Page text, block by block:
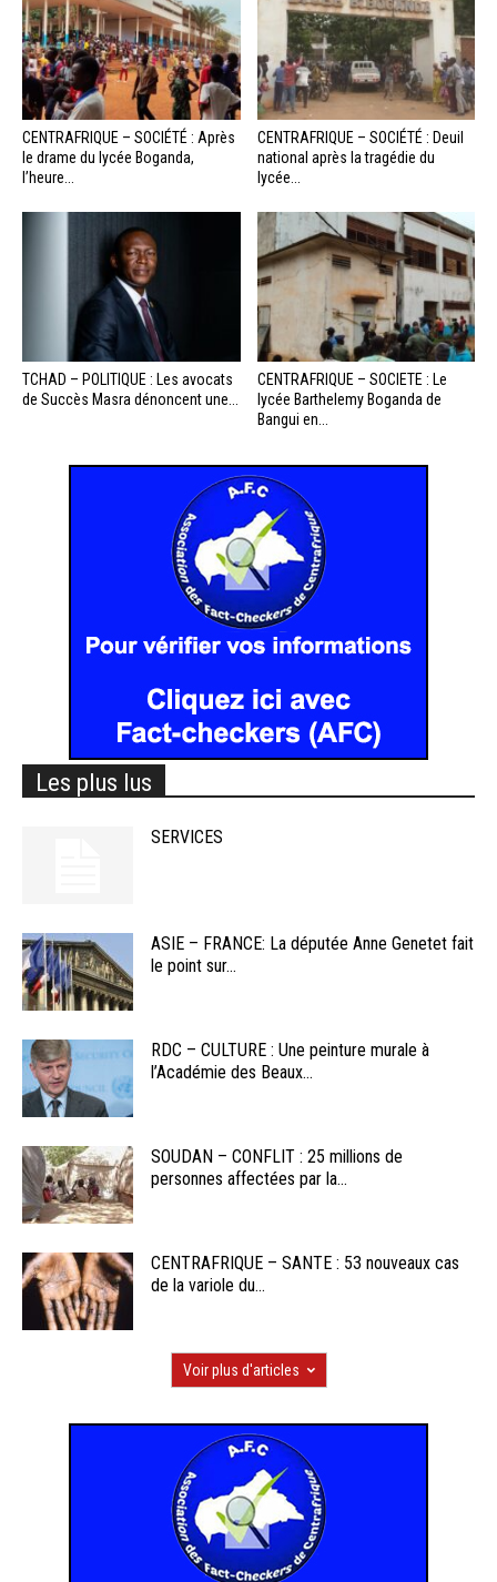
CENTRAFRIQUE – SOCIÉTÉ : Après
le drame du lycée Boganda,
l’heure...
CENTRAFRIQUE – SOCIÉTÉ : Deuil
national après la tragédie du
lycée...
TCHAD – POLITIQUE : Les avocats
de Succès Masra dénoncent une...
CENTRAFRIQUE – SOCIETE : Le
lycée Barthelemy Boganda de
Bangui en...
Les plus lus
SERVICES
ASIE – FRANCE: La députée Anne Genetet fait
le point sur...
RDC – CULTURE : Une peinture murale à
l’Académie des Beaux...
SOUDAN – CONFLIT : 25 millions de
personnes affectées par la...
CENTRAFRIQUE – SANTE : 53 nouveaux cas
de la variole du...
Voir plus d'articles